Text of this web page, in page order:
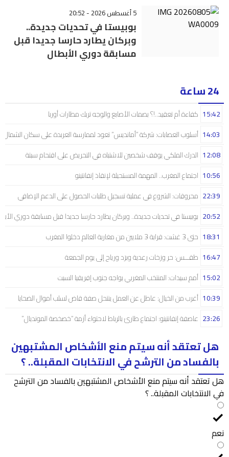
5 أغسطس 2026 - 20:52
بوبيستا في تحديات جديدة..
وبركان يطارد حارسا جديدا قبل
مسابقة دوري الأبطال
24 ساعة
كفاءة أم تعقيد..!؟ بصمات الأصابع والوجه تربك مطارات أوربا 15:42
أسلوب العصابات: شركة “أمانديس” تعود لممارسة العربدة على سكان 14:03
الدرك الملكي يوقف شخصين للاشتباه في التحريض على اقتحام سبتة 12:08
اجتماع المغرب.. المهمة المستحيلة لإنقاذ إنفانتينو 10:56
محروقات: الشروع في عملية تسجيل طلبات الحصول على الدعم الإضافي 22:39
بوبيستا في تحديات جديدة.. وبركان يطارد حارسا جديدا قبل مسابقة دوري 20:52
حتى 3 غشت: قرابة 3 ملايين من مغاربة العالم دخلوا المغرب 18:31
طقـــس: حر وزخات رعدية وبرَد ورياح إلى يوم الجمعة 16:47
أمم سيدات: المنتخب المغربي يواجه جنوب إفريقيا السبت 15:02
أغرب من الخيال: عاطل عن العمل ينتحل صفة قاض لسلب أموال الضحايا 10:39
عاصفة إنفانتينو: اجتماع طارئ بالرباط لاحتواء أزمة “خصخصة المونديال” 23:26
هل تعتقد أنه سيتم منع الأشخاص المشتبهين
بالفساد من الترشح في الانتخابات المقبلة.. ؟
هل تعتقد أنه سيتم منع الأشخاص المشتبهين بالفساد من الترشح
في الانتخابات المقبلة.. ؟
نعم